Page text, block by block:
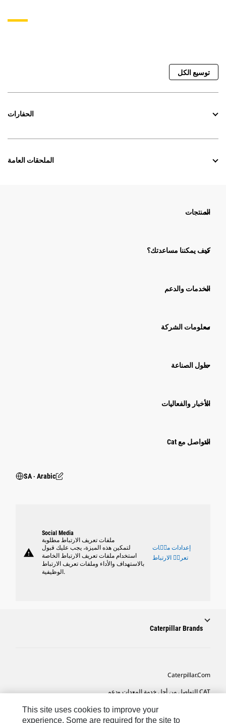
توسيع الكل
الحفارات
الملحقات العامة
المنتجات
كيف يمكننا مساعدتك؟
الخدمات والدعم
معلومات الشركة
حلول الصناعة
الأخبار والفعاليات
التواصل مع Cat
SA ‧ Arabic
warning
Social Media
ملفات تعريف الارتباط مطلوبة
لتمكين هذه الميزة، يجب عليك قبول
استخدام ملفات تعريف الارتباط الخاصة
بالاستهداف والأداء وملفات تعريف الارتباط
الوظيفية.
إعدادات ملٝات
تعريٝ الارتباط
Caterpillar Brands
Caterpillar.com
CAT التواصل من أجل خدمة المعدات ودعم
تفضيلات التسويق الخاصة بيThis site uses cookies to improve your
experience. Some are required for the site to